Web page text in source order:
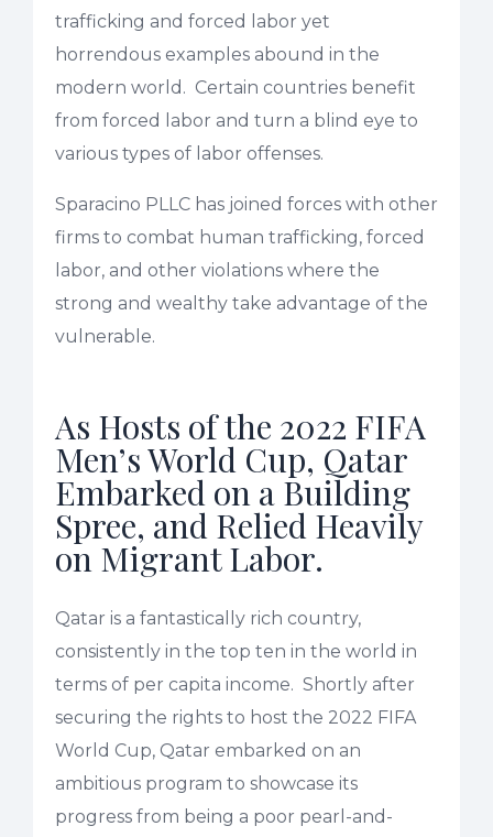
trafficking and forced labor yet
horrendous examples abound in the
modern world. Certain countries benefit
from forced labor and turn a blind eye to
various types of labor offenses.
Sparacino PLLC has joined forces with other
firms to combat human trafficking, forced
labor, and other violations where the
strong and wealthy take advantage of the
vulnerable.
As Hosts of the 2022 FIFA
Men’s World Cup, Qatar
Embarked on a Building
Spree, and Relied Heavily
on Migrant Labor.
Qatar is a fantastically rich country,
consistently in the top ten in the world in
terms of per capita income. Shortly after
securing the rights to host the 2022 FIFA
World Cup, Qatar embarked on an
ambitious program to showcase its
progress from being a poor pearl-and-